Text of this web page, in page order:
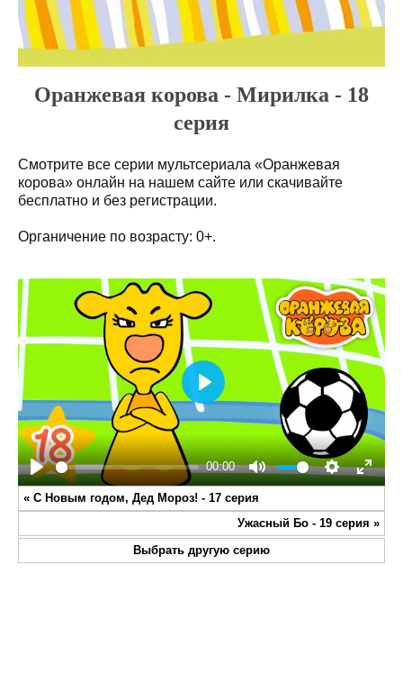
Оранжевая корова - Мирилка - 18
серия
Смотрите все серии мультсериала «Оранжевая
корова» онлайн на нашем сайте или скачивайте
бесплатно и без регистрации.
Органичение по возрасту: 0+.
Play
00:00
Mute Settings
Enter
Play
« С Новым годом, Дед Мороз! - 17 серия
Ужасный Бо - 19 серия »
Выбрать другую серию